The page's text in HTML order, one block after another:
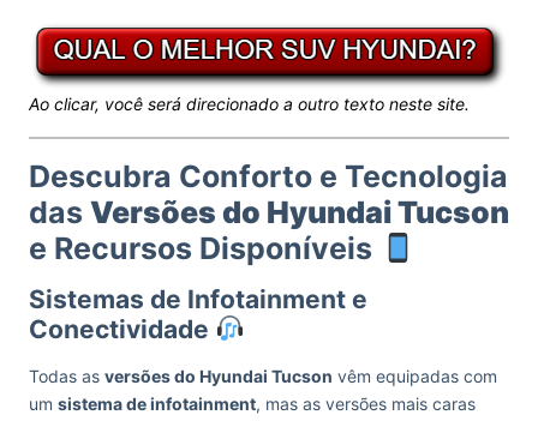
Ao clicar, você será direcionado a outro texto neste site.
Descubra Conforto e Tecnologia
das Versões do Hyundai Tucson
e Recursos Disponíveis
Sistemas de Infotainment e
Conectividade
Todas as versões do Hyundai Tucson vêm equipadas com
um sistema de infotainment, mas as versões mais caras